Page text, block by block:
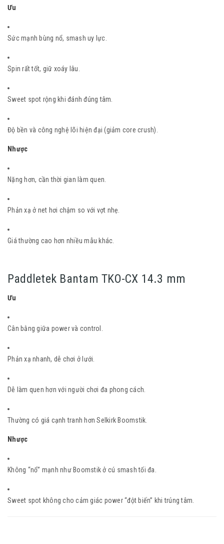
Ưu
Sức mạnh bùng nổ, smash uy lực.
Spin rất tốt, giữ xoáy lâu.
Sweet spot rộng khi đánh đúng tâm.
Độ bền và công nghệ lõi hiện đại (giảm core crush).
Nhược
Nặng hơn, cần thời gian làm quen.
Phản xạ ở net hơi chậm so với vợt nhẹ.
Giá thường cao hơn nhiều mẫu khác.
Paddletek Bantam TKO-CX 14.3 mm
Ưu
Cân bằng giữa power và control.
Phản xạ nhanh, dễ chơi ở lưới.
Dễ làm quen hơn với người chơi đa phong cách.
Thường có giá cạnh tranh hơn Selkirk Boomstik.
Nhược
Không “nổ” mạnh như Boomstik ở cú smash tối đa.
Sweet spot không cho cảm giác power “đột biến” khi trúng tâm.